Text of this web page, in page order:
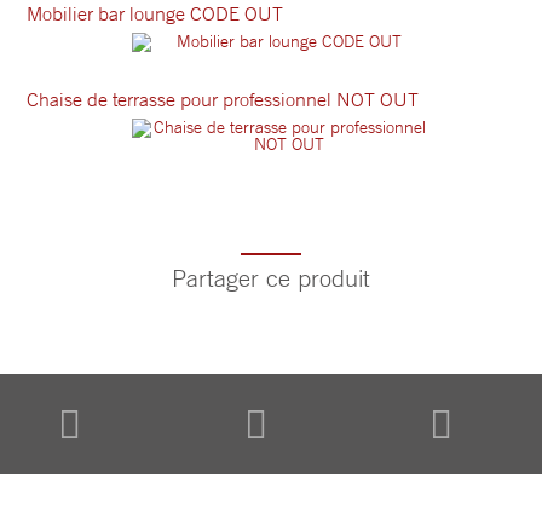
Mobilier bar lounge CODE OUT
Chaise de terrasse pour professionnel NOT OUT
Partager ce produit